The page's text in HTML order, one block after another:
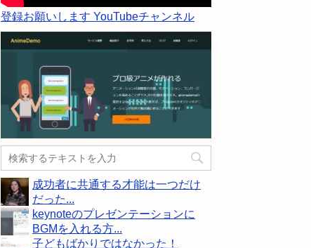
登録お願いします YouTubeチャンネル
成功者に共通する才能は一つだけ
だった...
keynoteのプレゼンテーションに
BGMを入れる方...
子どもばかりではなかった！